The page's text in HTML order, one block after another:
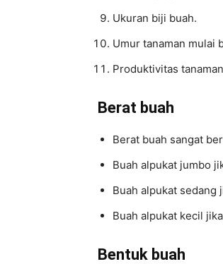
Ukuran biji buah.
Umur tanaman mulai
Produktivitas
Berat buah
Berat buah sangat
Buah alpukat jumbo
Buah alpukat sedang
Buah alpukat kecil
Bentuk buah